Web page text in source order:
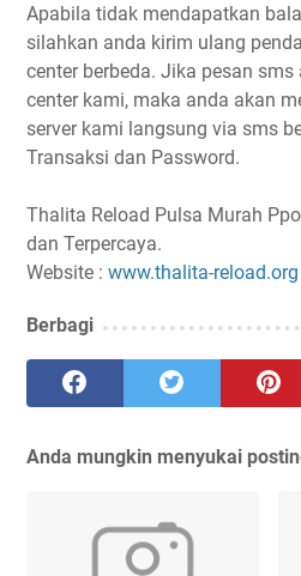
Apabila tidak mendapatkan
silahkan anda kirim ulang
center berbeda. Jika pesan
center kami, maka anda akan
server kami langsung via sms
Transaksi dan Password.
Thalita Reload Pulsa Murah
dan Terpercaya.
Website : www.thalita-reload.org
Berbagi
Anda mungkin menyukai